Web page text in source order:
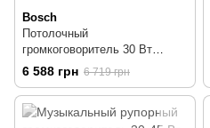
Bosch
Потолочный
громкоговоритель 30 Вт
Bosch LC2-PC30G6-8
6 588 грн 6 719 грн